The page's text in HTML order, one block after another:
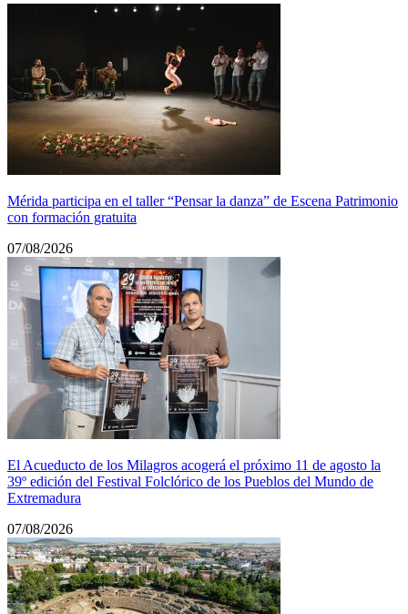
Mérida participa en el taller “Pensar la danza” de Escena Patrimonio
con formación gratuita
07/08/2026
El Acueducto de los Milagros acogerá el próximo 11 de agosto la
39º edición del Festival Folclórico de los Pueblos del Mundo de
Extremadura
07/08/2026